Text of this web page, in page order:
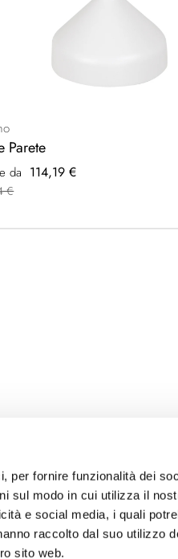
per fornire funzionalità dei
sul modo in cui utilizza il
e social media, i quali
raccolto dal suo utilizzo
sito web.
Parete
da 114,19 €
€